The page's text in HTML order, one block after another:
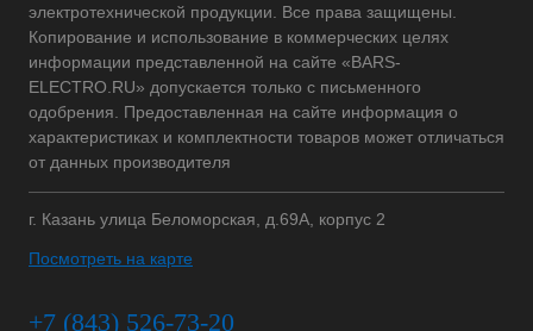
электротехнической продукции. Все права защищены.
Копирование и использование в коммерческих целях
информации представленной на сайте «BARS-
ELECTRO.RU» допускается только с письменного
одобрения. Предоставленная на сайте информация о
характеристиках и комплектности товаров может отличаться
от данных производителя
г. Казань улица Беломорская, д.69А, корпус 2
Посмотреть на карте
+7 (843) 526-73-20